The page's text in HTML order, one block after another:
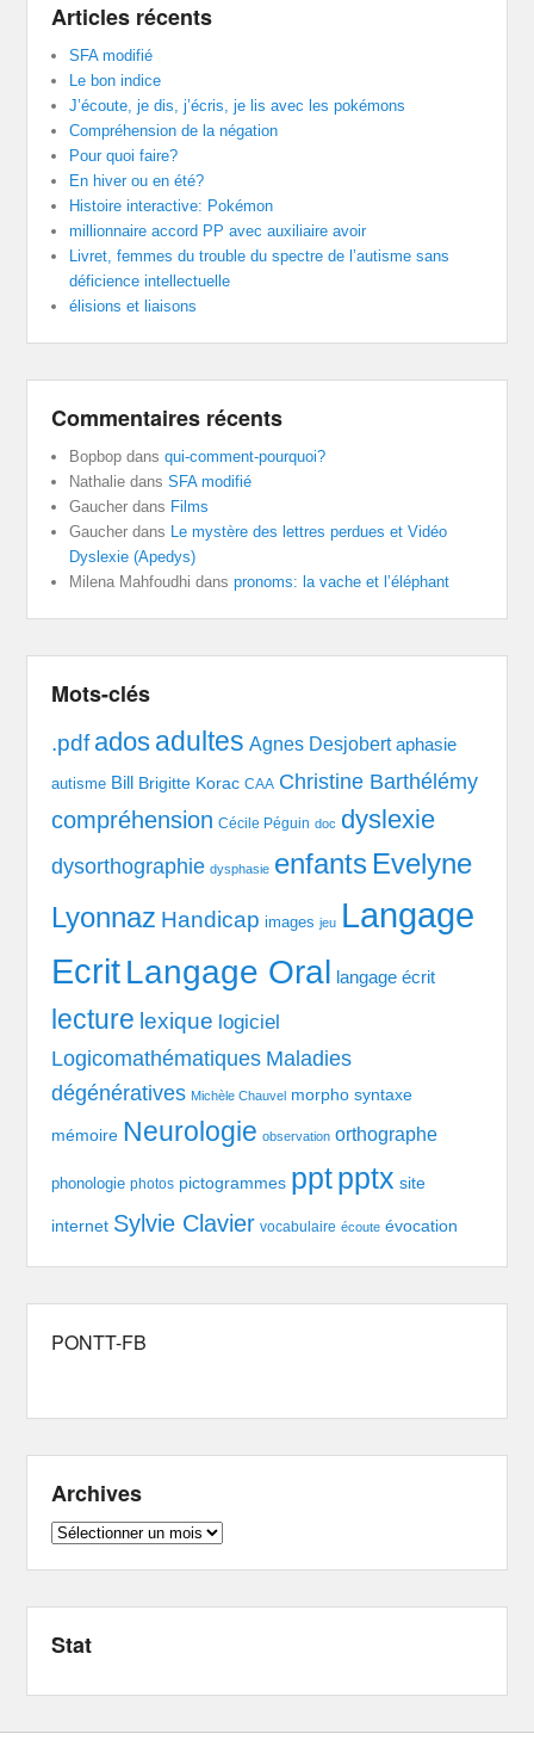
Articles récents
SFA modifié
Le bon indice
J’écoute, je dis, j’écris, je lis avec les pokémons
Compréhension de la négation
Pour quoi faire?
En hiver ou en été?
Histoire interactive: Pokémon
millionnaire accord PP avec auxiliaire avoir
Livret, femmes du trouble du spectre de l’autisme sans
déficience intellectuelle
élisions et liaisons
Commentaires récents
Bopbop dansqui-comment-pourquoi?
Nathalie dansSFA modifié
Gaucher dans Films
Gaucher dans Le mystère des lettres perdues et Vidéo
Dyslexie (Apedys)
Milena Mahfoudhi danspronoms: la vache et l’éléphant
Mots-clés
.pdf ados adultes Agnes Desjobert aphasie
autisme Bill Brigitte Korac CAA Christine Barthélémy
compréhension Cécile Péguin doc dyslexie
dysorthographie dysphasie enfants Evelyne
Lyonnaz Handicap images jeu Langage
EcritLangage Oral langage écrit
lecture lexique logiciel
Logicomathématiques Maladies
dégénératives Michèle Chauvel morpho syntaxe
mémoire Neurologie observation orthographe
phonologie photos pictogrammes pptpptx site
internet Sylvie Clavier vocabulaire écoute évocation
PONTT-FB
Archives
Archives
Stat